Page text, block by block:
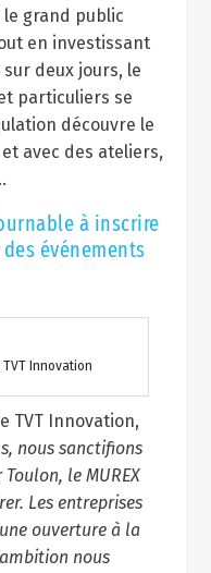
grand public
en investissant
deux jours, le
particuliers se
découvre le
et avec des ateliers,
à inscrire
événements
Innovation
TVT Innovation,
nous sanctifions
le MUREX
Les entreprises
ouverture à la
nous